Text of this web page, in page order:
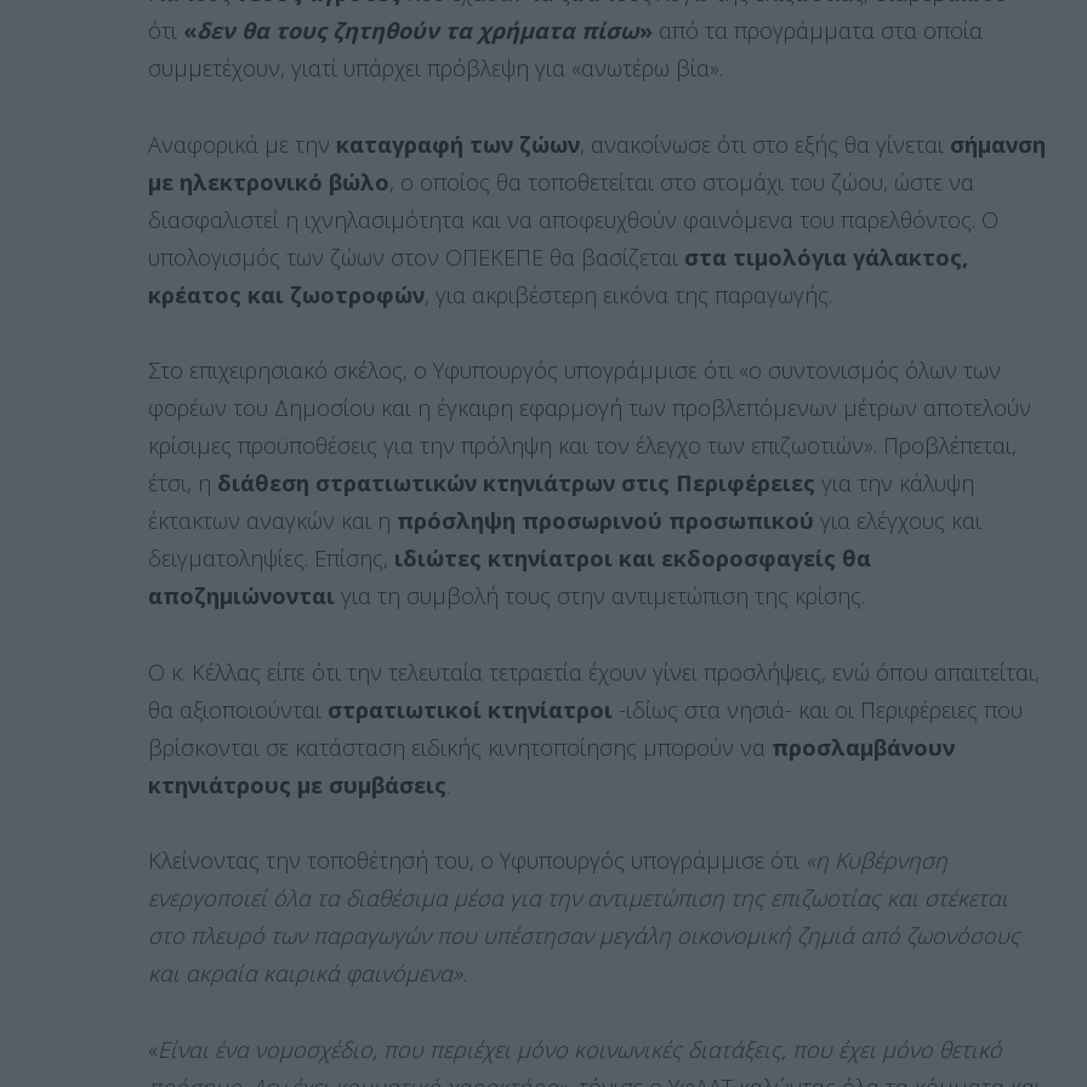
ότι «δεν θα τους ζητηθούν τα χρήματα πίσω» από τα προγράμματα στα οποία
συμμετέχουν, γιατί υπάρχει πρόβλεψη για «ανωτέρω βία».
Αναφορικά με την καταγραφή των ζώων, ανακοίνωσε ότι στο εξής θα γίνεται σήμανση
με ηλεκτρονικό βώλο, ο οποίος θα τοποθετείται στο στομάχι του ζώου, ώστε να
διασφαλιστεί η ιχνηλασιμότητα και να αποφευχθούν φαινόμενα του παρελθόντος. Ο
υπολογισμός των ζώων στον ΟΠΕΚΕΠΕ θα βασίζεται στα τιμολόγια γάλακτος,
κρέατος και ζωοτροφών, για ακριβέστερη εικόνα της παραγωγής.
Στο επιχειρησιακό σκέλος, ο Υφυπουργός υπογράμμισε ότι «ο συντονισμός όλων των
φορέων του Δημοσίου και η έγκαιρη εφαρμογή των προβλεπόμενων μέτρων αποτελούν
κρίσιμες προϋποθέσεις για την πρόληψη και τον έλεγχο των επιζωοτιών». Προβλέπεται,
έτσι, η διάθεση στρατιωτικών κτηνιάτρων στις Περιφέρειες για την κάλυψη
έκτακτων αναγκών και η πρόσληψη προσωρινού προσωπικού για ελέγχους και
δειγματοληψίες. Επίσης, ιδιώτες κτηνίατροι και εκδοροσφαγείς θα
αποζημιώνονται για τη συμβολή τους στην αντιμετώπιση της κρίσης.
Ο κ. Κέλλας είπε ότι την τελευταία τετραετία έχουν γίνει προσλήψεις, ενώ όπου απαιτείται,
θα αξιοποιούνται στρατιωτικοί κτηνίατροι -ιδίως στα νησιά- και οι Περιφέρειες που
βρίσκονται σε κατάσταση ειδικής κινητοποίησης μπορούν να προσλαμβάνουν
κτηνιάτρους με συμβάσεις.
Κλείνοντας την τοποθέτησή του, ο Υφυπουργός υπογράμμισε ότι «η Κυβέρνηση
ενεργοποιεί όλα τα διαθέσιμα μέσα για την αντιμετώπιση της επιζωοτίας και στέκεται
στο πλευρό των παραγωγών που υπέστησαν μεγάλη οικονομική ζημιά από ζωονόσους
και ακραία καιρικά φαινόμενα».
«Είναι ένα νομοσχέδιο, που περιέχει μόνο κοινωνικές διατάξεις, που έχει μόνο θετικό